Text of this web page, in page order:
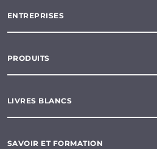
ENTREPRISES
PRODUITS
LIVRES BLANCS
SAVOIR ET FORMATION